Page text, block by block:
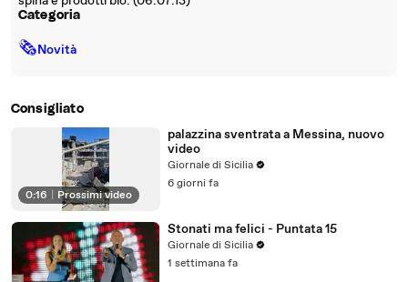
Categoria
🗞Novità
Consigliato
0:16 Prossimi video
palazzina sventrata a Messina, nuovo
video
Giornale di Sicilia
6 giorni fa
Stonati ma felici - Puntata 15
Giornale di Sicilia
1 settimana fa